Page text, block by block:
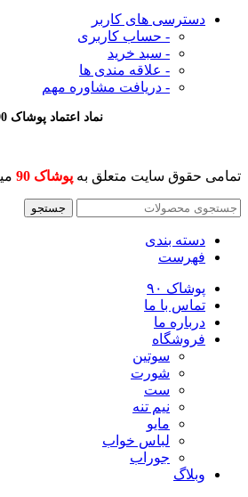
دسترسی های کاربر
- حساب کاربری
- سبد خرید
- علاقه مندی ها
- دریافت مشاوره مهم
نماد اعتماد پوشاک 90
تمامی حقوق سایت متعلق به پوشاک 90
جستجو
دسته بندی
فهرست
پوشاک ۹۰
تماس با ما
درباره ما
فروشگاه
سوتین
شورت
ست
نیم تنه
مایو
لباس خواب
جوراب
وبلاگ